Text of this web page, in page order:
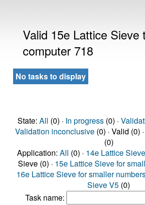
Valid 15e Lattice Sieve
computer 718
No tasks to display
State: All (0) · In progress(0) ·
Validation inconclusive(0) · Valid (0) ·
(0)
Application: All (0) · 14e Lattice Sieve
Sieve (0) · 15e Lattice Sieve for
16e Lattice Sieve for smaller
Sieve V5 (0)
Task name: